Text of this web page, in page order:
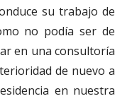
su trabajo de
no podía ser de
en una consultoría
de nuevo a
en nuestra